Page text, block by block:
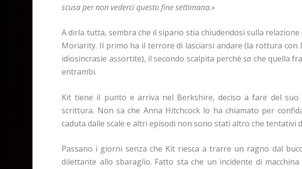
scusa per non vederci questo fine settimana.»
A dirla tutta, sembra che il sipario stia chiudendosi sulla relazione
Moriarity. Il primo ha il terrore di lasciarsi andare (la rottura con
idiosincrasie assortite), il secondo scalpita perchésa che quella
entrambi.
Kit tiene il punto e arriva nel Berkshire, deciso a fare del suo
scrittura. Non sa che Anna Hitchcock lo ha chiamato per
caduta dalle scale e altri episodi non sono stati altro che tentativi
Passano i giorni senza che Kit riesca a trarre un ragno dal
dilettante allo sbaraglio. Fatto sta che un incidente di